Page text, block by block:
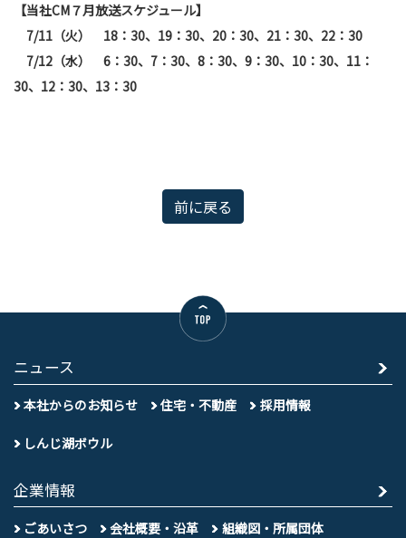
【当社CM７月放送スケジュール】
7/11（火） 18：30、19：30、20：30、21：30、22：30
7/12（水） 6：30、7：30、8：30、9：30、10：30、11：
30、12：30、13：30
前に戻る
ニュース
本社からのお知らせ 住宅・不動産 採用情報
しんじ湖ボウル
企業情報
ごあいさつ 会社概要・沿革 組織図・所属団体